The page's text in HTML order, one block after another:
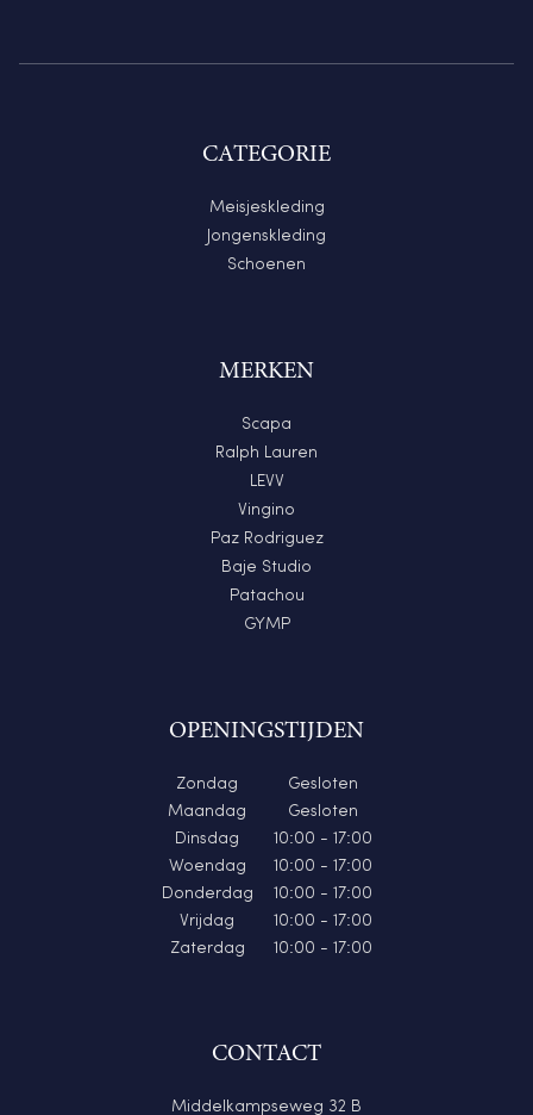
CATEGORIE
Meisjeskleding
Jongenskleding
Schoenen
MERKEN
Scapa
Ralph Lauren
LEVV
Vingino
Paz Rodriguez
Baje Studio
Patachou
GYMP
OPENINGSTIJDEN
Zondag
Gesloten
Maandag
Gesloten
Dinsdag
10:00 - 17:00
Woendag
10:00 - 17:00
Donderdag
10:00 - 17:00
Vrijdag
10:00 - 17:00
Zaterdag
10:00 - 17:00
CONTACT
Middelkampseweg 32 B